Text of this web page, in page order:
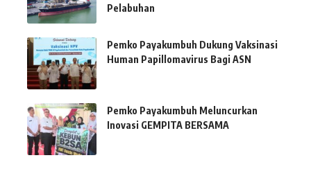
Pelabuhan
Pemko Payakumbuh Dukung Vaksinasi
Human Papillomavirus Bagi ASN
Pemko Payakumbuh Meluncurkan
Inovasi GEMPITA BERSAMA